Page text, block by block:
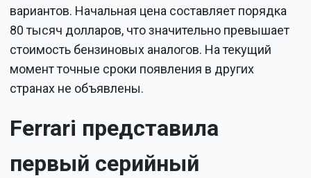
вариантов. Начальная цена составляет порядка
80 тысяч долларов, что значительно превышает
стоимость бензиновых аналогов. На текущий
момент точные сроки появления в других
странах не объявлены.
Ferrari представила
первый серийный